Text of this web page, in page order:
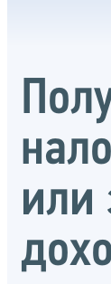
или